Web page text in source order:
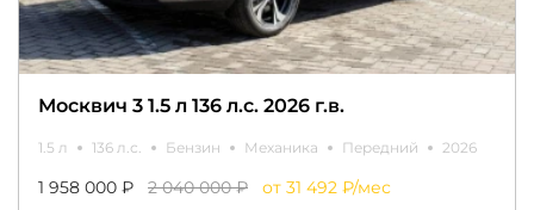
Москвич 3 1.5 л 136 л.с. 2026 г.в.
1.5 л 136 л.с. Бензин Механика Передний 2026
1 958 000 ₽ 2 040 000 ₽ от 31 492 ₽/мес